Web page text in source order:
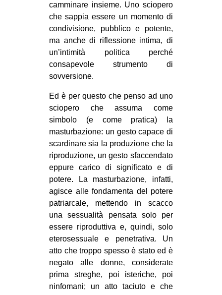
camminare insieme. Uno sciopero
che sappia essere un momento di
condivisione, pubblico e potente,
ma anche di riflessione intima, di
un’intimità politica perché
consapevole strumento di
sovversione.
Ed è per questo che penso ad uno
sciopero che assuma come
simbolo (e come pratica) la
masturbazione: un gesto capace di
scardinare sia la produzione che la
riproduzione, un gesto sfaccendato
eppure carico di significato e di
potere. La masturbazione, infatti,
agisce alle fondamenta del potere
patriarcale, mettendo in scacco
una sessualità pensata solo per
essere riproduttiva e, quindi, solo
eterosessuale e penetrativa. Un
atto che troppo spesso è stato ed è
negato alle donne, considerate
prima streghe, poi isteriche, poi
ninfomani; un atto taciuto e che